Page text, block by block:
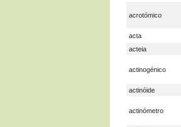
acrotómico
acta
acteia
actinogénico
actinóide
actinómetro